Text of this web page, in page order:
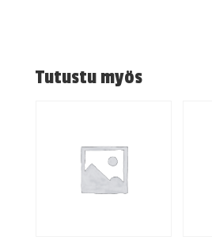
Tutustu myös